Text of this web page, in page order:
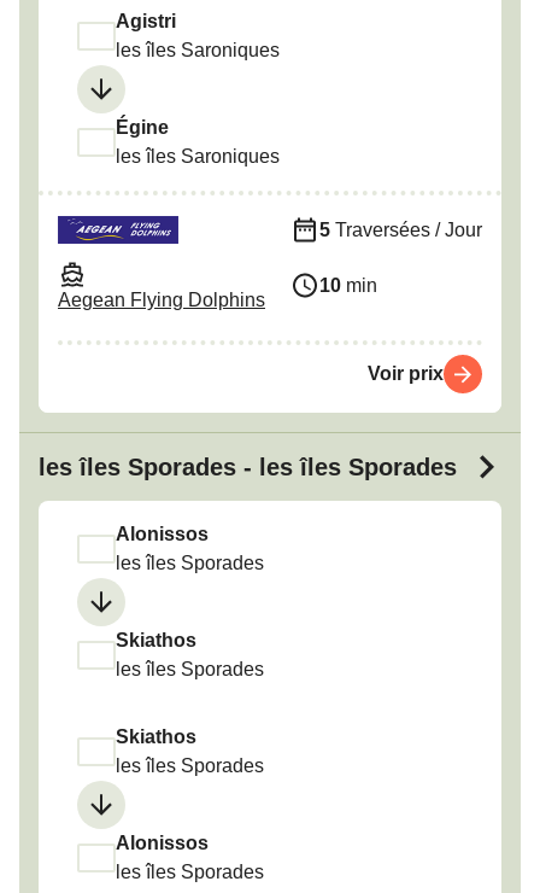
Agistri
les îles Saroniques
Égine
les îles Saroniques
Aegean Flying Dolphins
5 Traversées / Jour
10 min
Voir prix
les îles Sporades - les îles Sporades
Alonissos
les îles Sporades
Skiathos
les îles Sporades
Skiathos
les îles Sporades
Alonissos
les îles Sporades